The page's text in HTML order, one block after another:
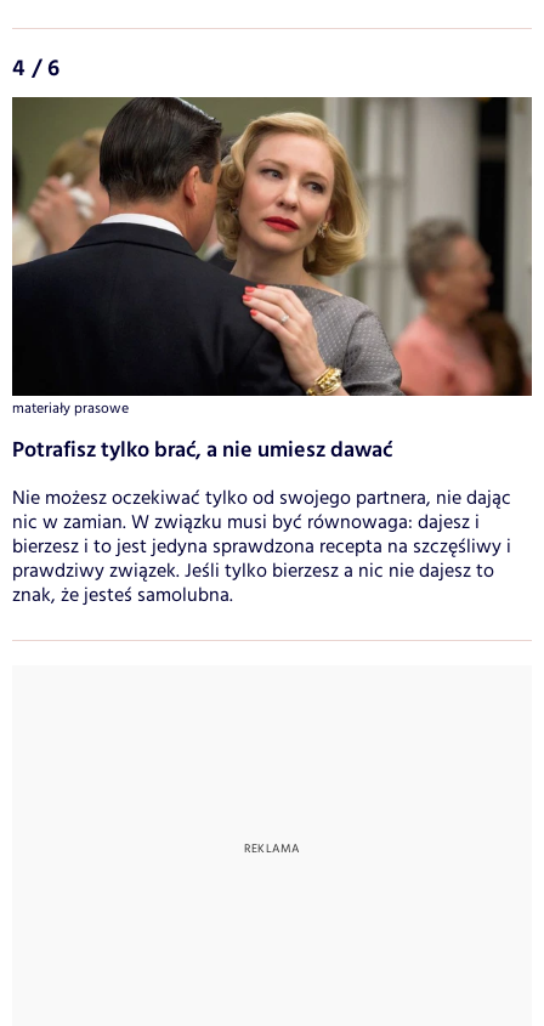
4 / 6
materiały prasowe
Potrafisz tylko brać, a nie umiesz dawać
Nie możesz oczekiwać tylko od swojego partnera, nie dając
nic w zamian. W związku musi być równowaga: dajesz i
bierzesz i to jest jedyna sprawdzona recepta na szczęśliwy i
prawdziwy związek. Jeśli tylko bierzesz a nic nie dajesz to
znak, że jesteś samolubna.